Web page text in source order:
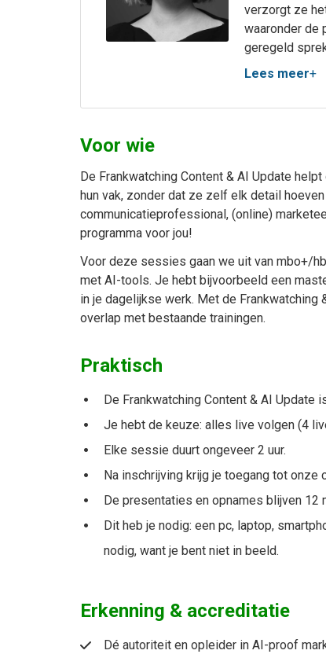
verzorgt ze
waaronder de
geregeld
Event.
Lees meer+
Voor wie
De Frankwatching Content & AI Update
hun vak, zonder dat ze zelf elk detail
communicatieprofessional, (online)
programma voor jou!
Voor deze sessies gaan we uit van mbo+/
met AI-tools. Je hebt bijvoorbeeld een
in je dagelijkse werk. Met de Frankwatching
overlap met bestaande trainingen.
Praktisch
De Frankwatching Content & AI Update
Je hebt de keuze: alles live volgen (4
Elke sessie duurt ongeveer 2 uur.
Na inschrijving krijg je toegang tot onze
De presentaties en opnames blijven 12
Dit heb je nodig: een pc, laptop,
nodig, want je bent niet in beeld.
Erkenning & accreditatie
Dé autoriteit en opleider in AI-proof